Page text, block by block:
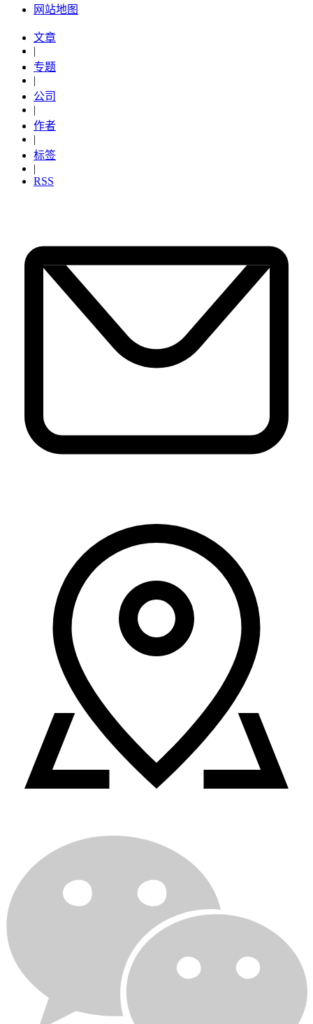
网站地图
文章
|
专题
|
公司
|
作者
|
标签
|
RSS